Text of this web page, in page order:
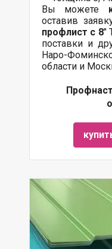
Вы можете
оставив
профлист с 8"
поставки и
Наро-
области и